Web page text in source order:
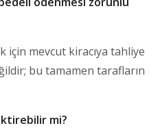
için mevcut kiracıya tahliye
bu tamamen tarafların
mi?